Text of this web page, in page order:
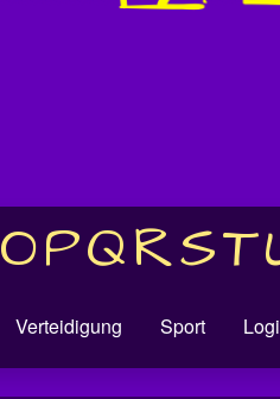
OPQRST
Verteidigung Sport